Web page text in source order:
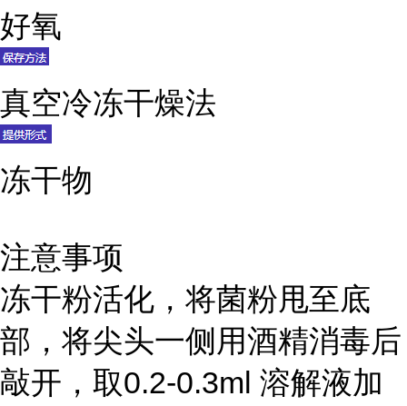
好氧
真空冷冻干燥法
冻干物
注意事项
冻干粉活化，将菌粉甩至底
部，将尖头一侧用酒精消毒后
敲开，取0.2-0.3ml 溶解液加